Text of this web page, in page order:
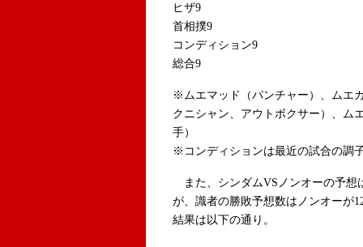
ヒザ9
首相撲9
コンディション9
総合9
※ムエマッド（パンチャー）、ムエ
クニシャン、アウトボクサー）、ム
手）
※コンディションは最近の試合の調
また、シンダムVSノンオーの予想
が、識者の勝敗予想数はノンオーが
結果は以下の通り。